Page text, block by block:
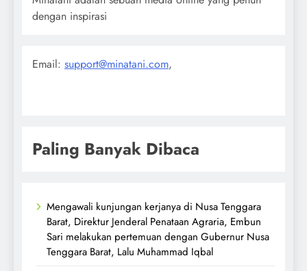
dengan inspirasi
Email: support@minatani.com,
Paling Banyak Dibaca
Mengawali kunjungan kerjanya di Nusa Tenggara
Barat, Direktur Jenderal Penataan Agraria, Embun
Sari melakukan pertemuan dengan Gubernur Nusa
Tenggara Barat, Lalu Muhammad Iqbal